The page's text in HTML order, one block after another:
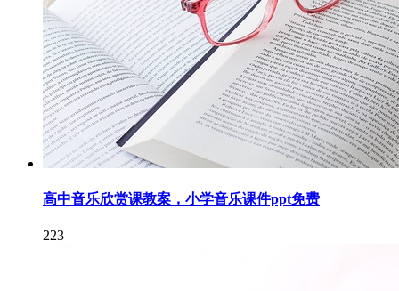
高中音乐欣赏课教案，小学音乐课件ppt免费
223